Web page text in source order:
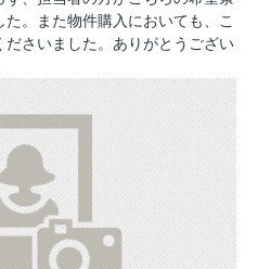
。また物件購入においても、こ
さいました。ありがとうござい